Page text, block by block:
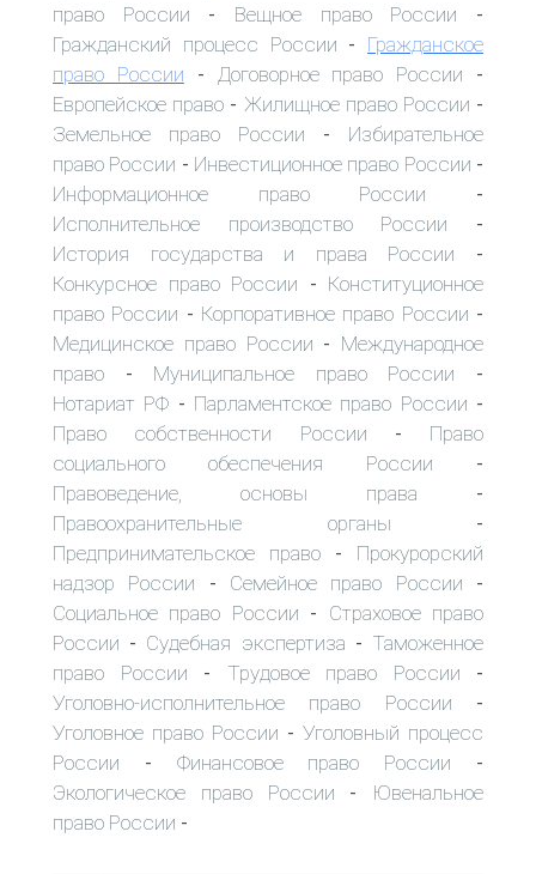
право России - Вещное право России -
Гражданский процесс России - Гражданское
право России - Договорное право России -
Европейское право - Жилищное право России -
Земельное право России - Избирательное
право России - Инвестиционное право России -
Информационное право России -
Исполнительное производство России -
История государства и права России -
Конкурсное право России - Конституционное
право России - Корпоративное право России -
Медицинское право России - Международное
право - Муниципальное право России -
Нотариат РФ - Парламентское право России -
Право собственности России - Право
социального обеспечения России -
Правоведение, основы права -
Правоохранительные органы -
Предпринимательское право - Прокурорский
надзор России - Семейное право России -
Социальное право России - Страховое право
России - Судебная экспертиза - Таможенное
право России - Трудовое право России -
Уголовно-исполнительное право России -
Уголовное право России - Уголовный процесс
России - Финансовое право России -
Экологическое право России -
Ювенальное
право России -